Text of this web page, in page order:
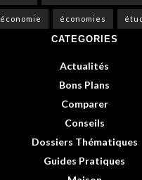
économie économies
CATEGORIES
Actualités
Bons Plans
Comparer
Conseils
Dossiers Thématiques
Guides Pratiques